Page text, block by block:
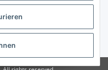
Versand